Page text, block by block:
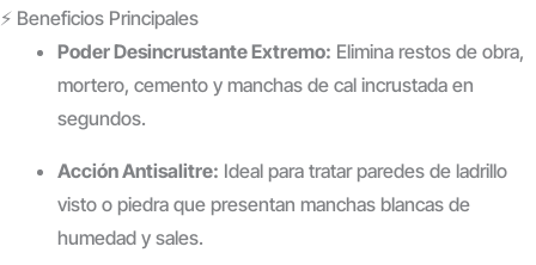
⚡ Beneficios Principales
Poder Desincrustante Extremo: Elimina restos de obra,
mortero, cemento y manchas de cal incrustada en
segundos.
Acción Antisalitre: Ideal para tratar paredes de ladrillo
visto o piedra que presentan manchas blancas de
humedad y sales.